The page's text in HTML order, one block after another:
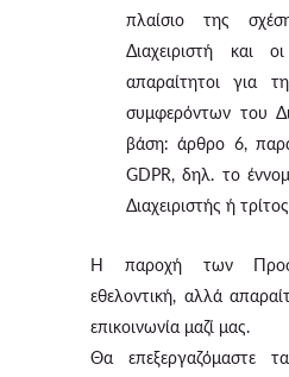
πλαίσιο της
Διαχειριστή και
απαραίτητοι για
συμφερόντων του
βάση: άρθρο 6,
GDPR, δηλ. το
Διαχειριστής ή
Η παροχή των
εθελοντική, αλλά
επικοινωνία μαζί μας.
Θα επεξεργαζόμαστε